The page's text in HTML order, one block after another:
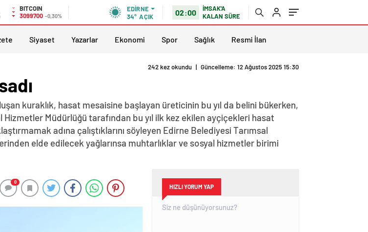
BITCOIN
3099700 -0,30%
EDIRNE
34° AÇIK 02:00
İMSAK'A
KALAN SÜRE
Siyaset Yazarlar Ekonomi Spor Sağlık Resmi İlan
242 kez okundu | Güncelleme: 12 Ağustos 2025 15:30
kuraklık, hasat mesaisine başlayan üreticinin bu yıl da belini bükerken,
Müdürlüğü tarafından bu yıl ilk kez ekilen ayçiçekleri hasat
adına çalıştıklarını söyleyen Edirne Belediyesi Tarımsal
elde edilecek yağlarınsa muhtarlıklar ve sosyal hizmetler birimi
0
HIZLI YORUM YAP